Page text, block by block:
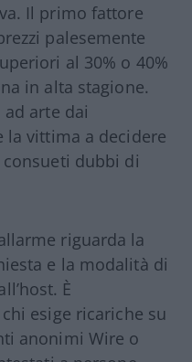
Il primo fattore
palesemente
al 30% o 40%
in alta stagione.
arte dai
vittima a decidere
dubbi di
riguarda la
e la modalità di
È
esige ricariche su
anonimi Wire o